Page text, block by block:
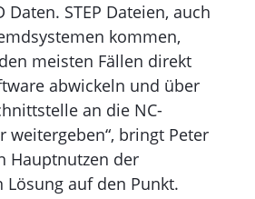
STEP Dateien, auch
kommen,
meisten Fällen direkt
abwickeln und über
an die NC-
weitergeben“, bringt Peter
Hauptnutzen der
Lösung auf den Punkt.